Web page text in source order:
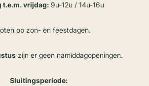
t.e.m. vrijdag:9u-12u / 14u-16u
op zon- en feestdagen.
zijn er geen namiddagopeningen.
Sluitingsperiode: